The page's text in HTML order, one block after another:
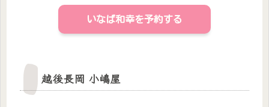
いなば和幸を予約する
越後長岡 小嶋屋